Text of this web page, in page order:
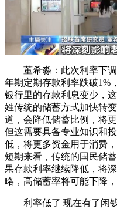
董希淼：此次利率下
年期定期存款利率跌破1%
银行里的存款利息变少，
姓传统的储蓄方式加快转
道，会降低储蓄比例，将
但这需要具备专业知识和
低，将更多资金用于消费
短期来看，传统的国民储
果存款利率继续降低，将
略，高储蓄率将可能下降
利率低了 现在有了闲